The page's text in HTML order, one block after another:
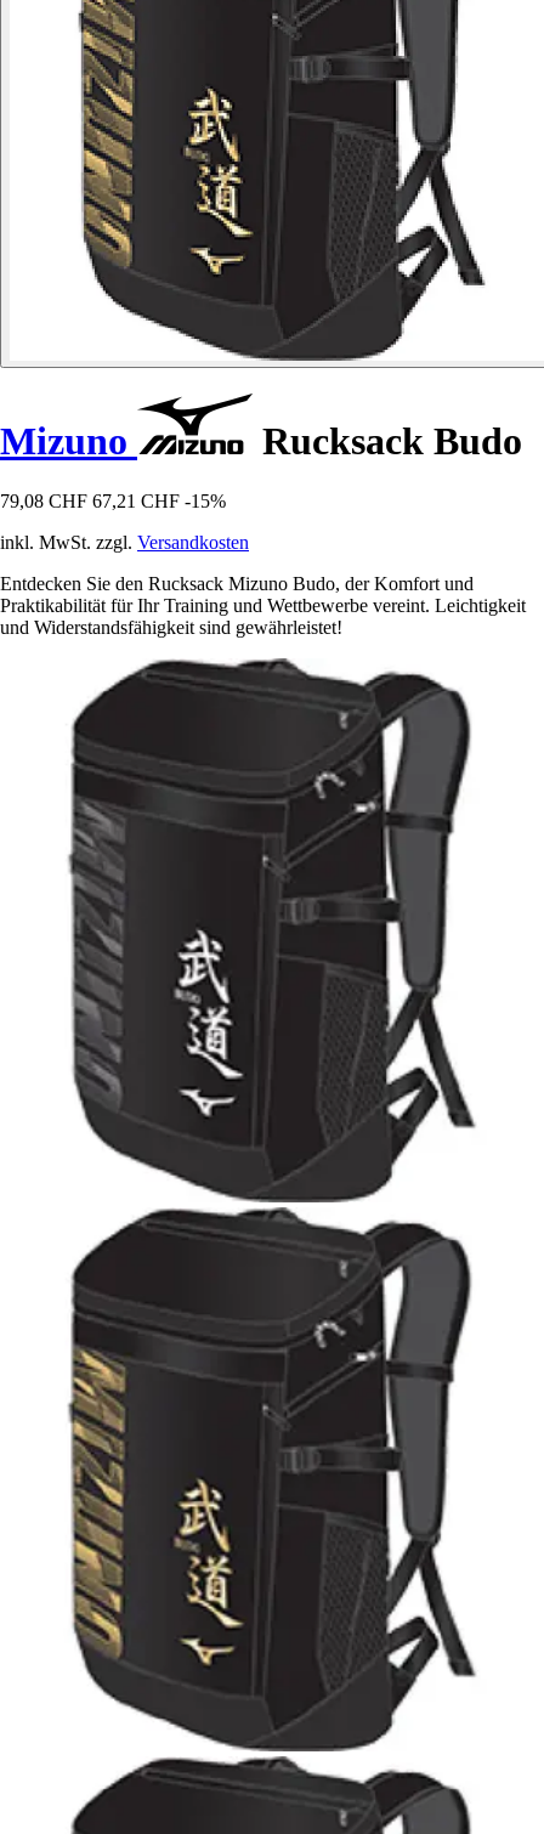
Mizuno Rucksack Budo
79,08 CHF 67,21 CHF -15%
inkl. MwSt. zzgl. Versandkosten
Entdecken Sie den Rucksack Mizuno Budo, der Komfort und
Praktikabilität für Ihr Training und Wettbewerbe vereint. Leichtigkeit
und Widerstandsfähigkeit sind gewährleistet!